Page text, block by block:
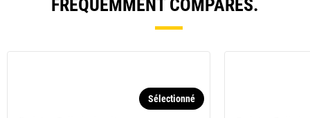
FRÉQUEMMENT COMPARÉS.
Sélectionné